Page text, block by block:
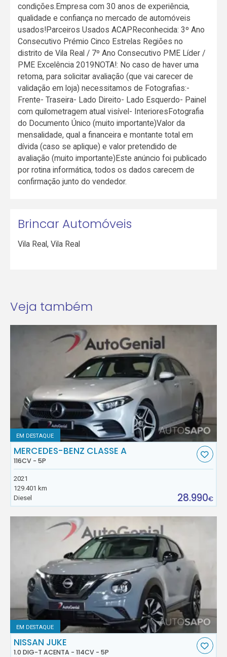
condições.Empresa com 30 anos de experiência,
qualidade e confiança no mercado de automóveis
usados!Parceiros Usados ACAPReconhecida: 3º Ano
Consecutivo Prémio Cinco Estrelas Regiões no
distrito de Vila Real / 7º Ano Consecutivo PME Líder /
PME Excelência 2019NOTA!: No caso de haver uma
retoma, para solicitar avaliação (que vai carecer de
validação em loja) necessitamos de Fotografias:-
Frente- Traseira- Lado Direito- Lado Esquerdo- Painel
com quilometragem atual visível- InterioresFotografia
do Documento Único (muito importante)Valor da
mensalidade, qual a financeira e montante total em
dívida (caso se aplique) e valor pretendido de
avaliação (muito importante)Este anúncio foi publicado
por rotina informática, todos os dados carecem de
confirmação junto do vendedor.
Brincar Automóveis
Vila Real,Vila Real
Veja também
EM DESTAQUE
MERCEDES-BENZ CLASSE A
116CV - 5P
2021
129.401 km
Diesel
28.990€
EM DESTAQUE
NISSAN JUKE
1.0 DIG-T ACENTA - 114CV - 5P